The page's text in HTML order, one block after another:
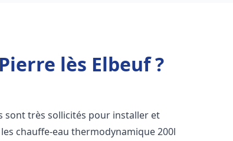
lès Elbeuf ?
sont très sollicités pour installer et
chauffe-eau thermodynamique 200l